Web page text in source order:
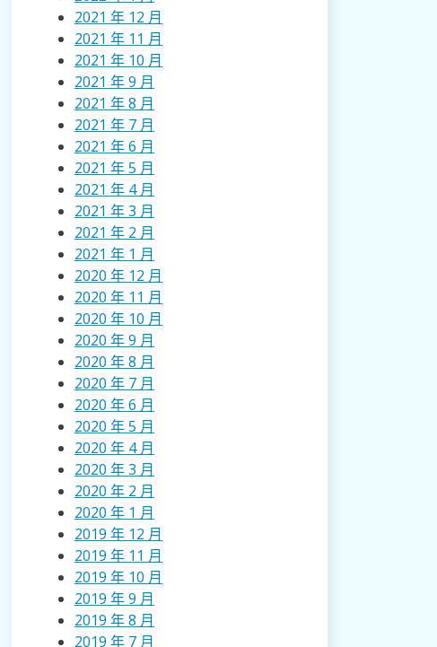
2021 年 12 月
2021 年 11 月
2021 年 10 月
2021 年 9 月
2021 年 8 月
2021 年 7 月
2021 年 6 月
2021 年 5 月
2021 年 4 月
2021 年 3 月
2021 年 2 月
2021 年 1 月
2020 年 12 月
2020 年 11 月
2020 年 10 月
2020 年 9 月
2020 年 8 月
2020 年 7 月
2020 年 6 月
2020 年 5 月
2020 年 4 月
2020 年 3 月
2020 年 2 月
2020 年 1 月
2019 年 12 月
2019 年 11 月
2019 年 10 月
2019 年 9 月
2019 年 8 月
2019 年 7 月